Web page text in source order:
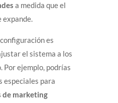
a medida que el
expande.
es
el sistema a los
Por ejemplo, podrías
especiales para
de marketing